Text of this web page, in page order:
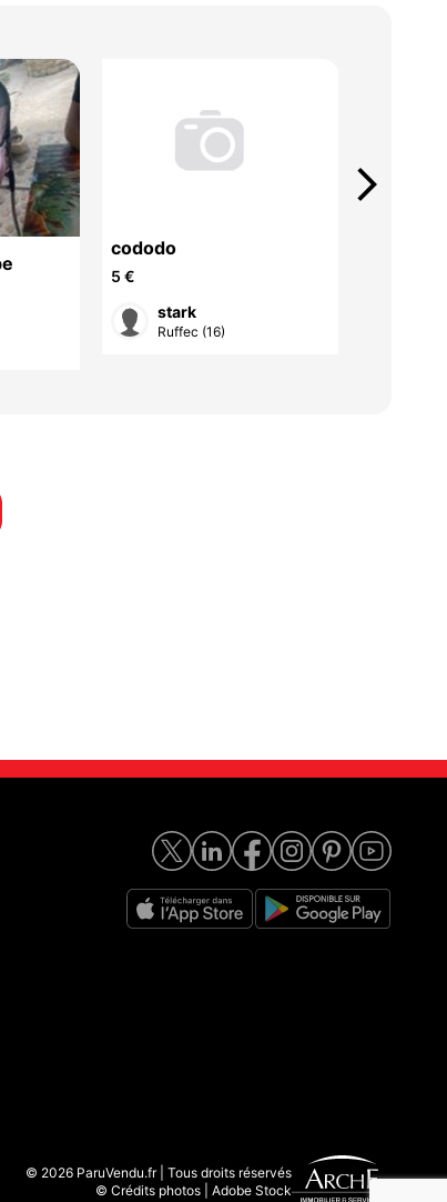
cododo
5 €
stark
Ruffec (16)
arrow_forward_ios
© 2026 ParuVendu.fr | Tous droits réservés
© Crédits photos | Adobe Stock